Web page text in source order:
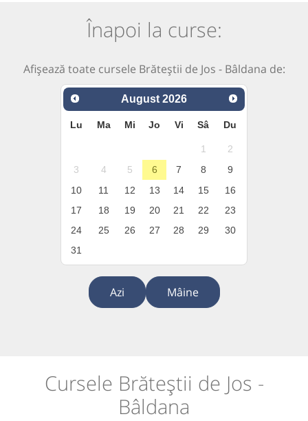
Înapoi la curse:
Afișează toate cursele Brăteștii de Jos - Bâldana de:
August 2026
Lu Ma Mi Jo Vi Sâ Du
1
2
3
4 5 6 7 8
9
10
11 12 13 14 15
16
17
18 19 20 21 22
23
24
25 26 27 28 29
30
31
Azi Mâine
Cursele Brăteștii de Jos -
Bâldana